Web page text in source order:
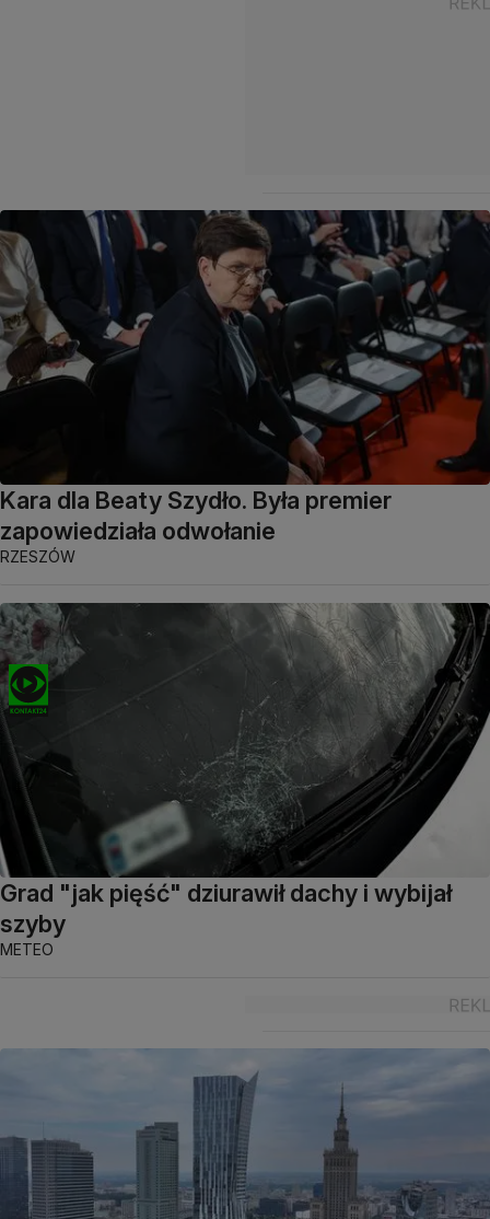
Kara dla Beaty Szydło. Była premier
zapowiedziała odwołanie
RZESZÓW
Grad "jak pięść" dziurawił dachy i wybijał
szyby
METEO